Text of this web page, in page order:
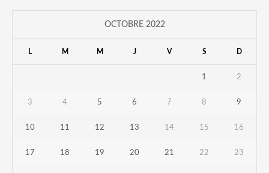
OCTOBRE 2022
L M M J V S D
1 2
3 4 5 6 7 8 9
10 11 12 13 14 15 16
17 18 19 20 21 22 23